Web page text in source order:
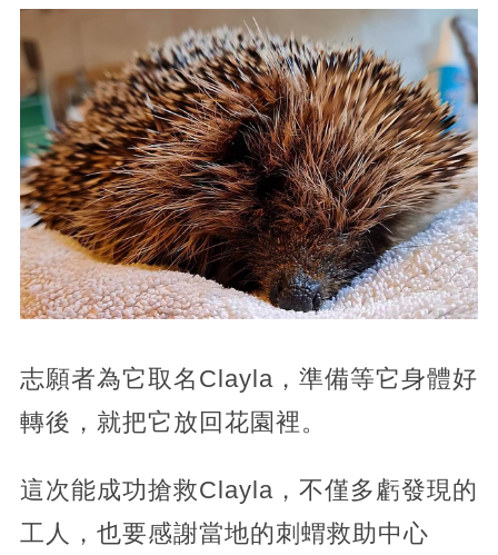
志願者為它取名Clayla，準備等它身體好
轉後，就把它放回花園裡。
這次能成功搶救Clayla，不僅多虧發現的
工人，也要感謝當地的刺蝟救助中心